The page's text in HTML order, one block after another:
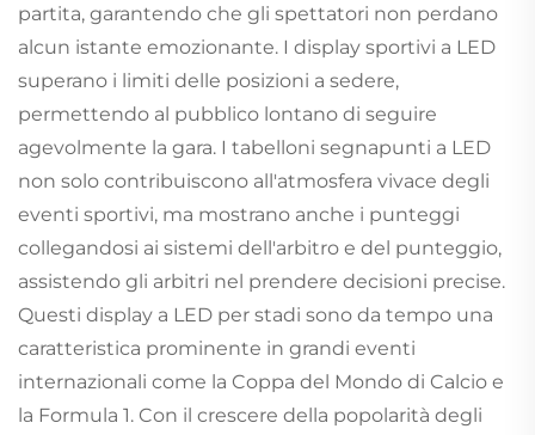
partita, garantendo che gli spettatori non perdano
alcun istante emozionante. I display sportivi a LED
superano i limiti delle posizioni a sedere,
permettendo al pubblico lontano di seguire
agevolmente la gara. I tabelloni segnapunti a LED
non solo contribuiscono all'atmosfera vivace degli
eventi sportivi, ma mostrano anche i punteggi
collegandosi ai sistemi dell'arbitro e del punteggio,
assistendo gli arbitri nel prendere decisioni precise.
Questi display a LED per stadi sono da tempo una
caratteristica prominente in grandi eventi
internazionali come la Coppa del Mondo di Calcio e
la Formula 1. Con il crescere della popolarità degli